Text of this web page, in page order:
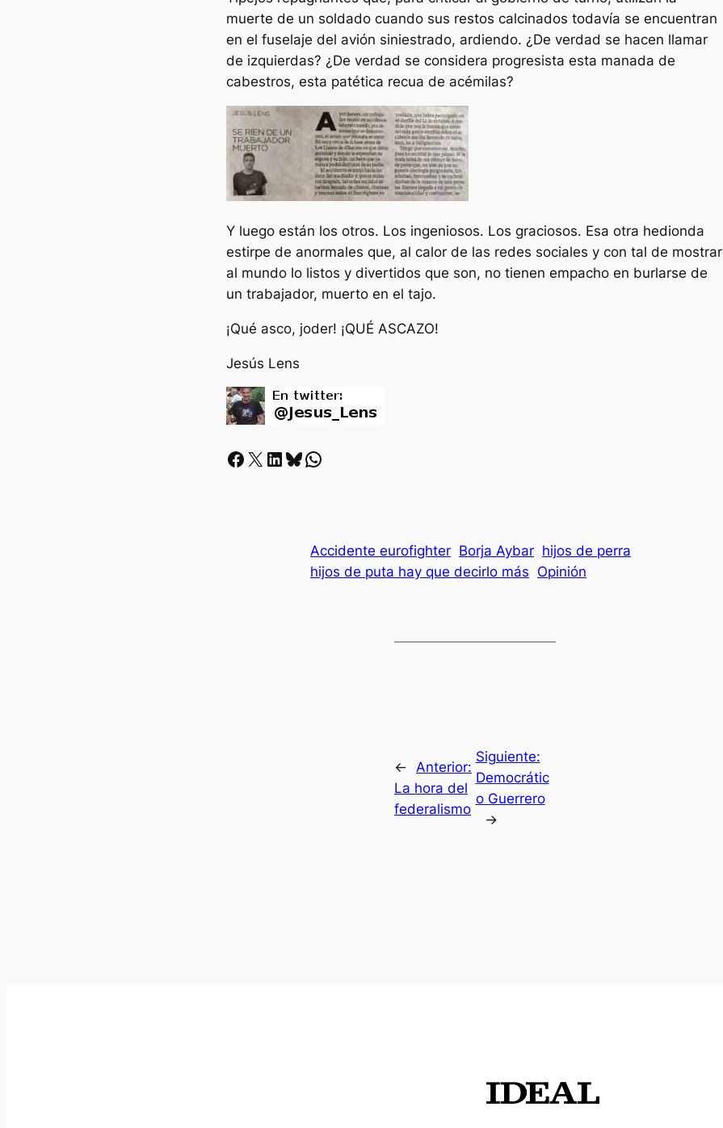
muerte de un soldado cuando sus restos calcinados todavía se encuentran
en el fuselaje del avión siniestrado, ardiendo. ¿De verdad se hacen llamar
de izquierdas? ¿De verdad se considera progresista esta manada de
cabestros, esta patética recua de acémilas?
Y luego están los otros. Los ingeniosos. Los graciosos. Esa otra hedionda
estirpe de anormales que, al calor de las redes sociales y con tal de mostrar
al mundo lo listos y divertidos que son, no tienen empacho en burlarse de
un trabajador, muerto en el tajo.
¡Qué asco, joder! ¡QUÉ ASCAZO!
Jesús Lens
Facebook X LinkedIn Bluesky Whatsapp
Accidente eurofighter Borja Aybar hijos de perra
hijos de puta hay que decirlo más Opinión
←
Anterior:
La hora del
federalismo
Siguiente:
Democrátic
o Guerrero
→